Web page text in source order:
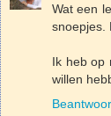
Wat een
snoepjes.
Ik heb op
willen